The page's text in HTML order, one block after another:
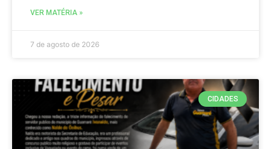
VER MATÉRIA »
7 de agosto de 2026
CIDADES